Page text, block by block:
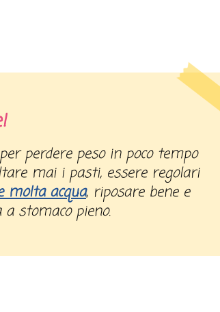
mai i pasti, essere regolari
molta acqua, riposare bene e
stomaco pieno.